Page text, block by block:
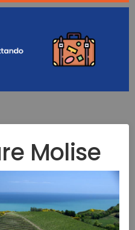
Molise